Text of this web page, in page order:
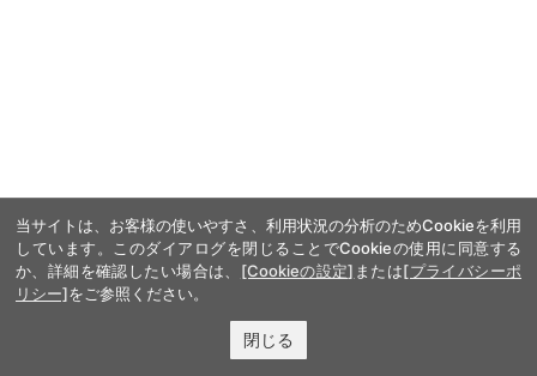
出典:FANY マガジン
FANY Online Ticket【LIVE STAND】IKI NA チャンピオン
当サイトは、お客様の使いやすさ、利用状況の分析のためCookieを利用
しています。このダイアログを閉じることでCookieの使用に同意する
か、詳細を確認したい場合は、 [Cookieの設定] または[プライバシーポ
リシー]をご参照ください。
閉じる